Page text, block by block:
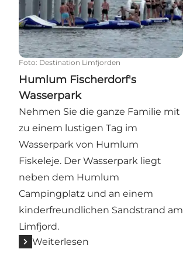
Foto: Destination Limfjorden
Humlum Fischerdorf's
Wasserpark
Nehmen Sie die ganze Familie mit
zu einem lustigen Tag im
Wasserpark von Humlum
Fiskeleje. Der Wasserpark liegt
neben dem Humlum
Campingplatz und an einem
kinderfreundlichen Sandstrand am
Limfjord.
Weiterlesen